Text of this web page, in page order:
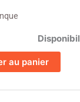
au panier